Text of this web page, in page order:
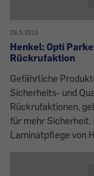
29.5.2013
Henkel: Opti
Rückrufaktion
Gefährliche
Sicherheits- und
Rückrufaktionen,
für mehr
Laminatpflege von